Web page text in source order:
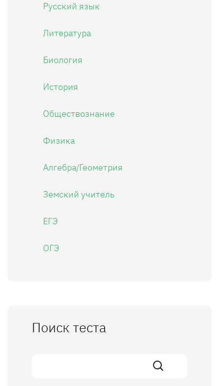
Русский язык
Литература
Биология
История
Обществознание
Физика
Алгебра/Геометрия
Земский учитель
ЕГЭ
ОГЭ
Поиск теста